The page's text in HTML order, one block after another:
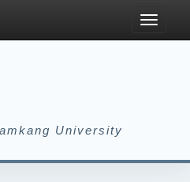
Toggle
University